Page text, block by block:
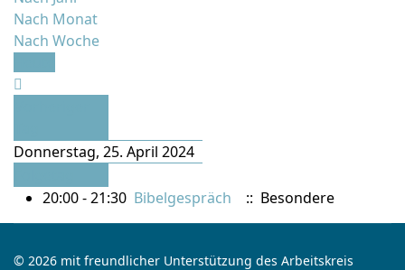
Nach Monat
Nach Woche
Donnerstag, 25. April 2024
20:00 - 21:30 Bibelgespräch :: Besondere
© 2026 mit freundlicher Unterstützung des Arbeitskreis